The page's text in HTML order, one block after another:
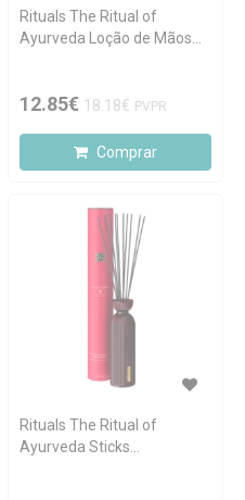
Rituals The Ritual of
Ayurveda Loção de Mãos
12.85€ 18.18€ PVPR
Comprar
Rituals The Ritual of
Ayurveda Sticks